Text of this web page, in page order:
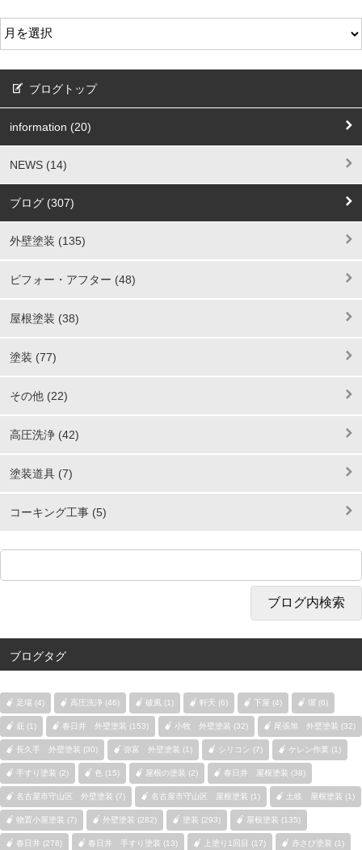
ブログトップ
information (20)
NEWS (14)
ブログ (307)
外壁塗装 (135)
ビフォー・アフター (48)
屋根塗装 (38)
塗装 (77)
その他 (22)
高圧洗浄 (42)
塗装道具 (7)
コーキング工事 (5)
ブログタグ
足場 (4) 高圧洗浄 (46) 破風 (1) 軒天 (6) 下屋 (4) 塀 (6)
庇 (1) 春日井 外壁塗装 (153) 小牧 外壁塗装 (32) 尾張旭 外壁塗装 (32)
長久手 外壁塗装 (30) 弥富 外壁塗装 (1) シリコン (7) ケレン作業 (1)
手すり塗装 (2) 色 (15) 屋根の塗装 (2) 春日井 屋根塗装 (38)
名古屋市守山区 外壁塗装 (7) 名古屋市守山区 屋根塗装 (1) 土岐 屋根塗装 (1)
物置小屋塗装 (7) 外壁塗装 (282) 塗装 (293) 屋根塗装 (135)
春日井 (278) 春日井 手すり塗装 (13) 上塗り1回目 (17) 赤さび塗装 (1)